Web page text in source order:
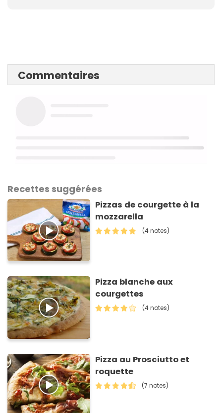
Commentaires
Recettes suggérées
Pizzas de courgette à la
mozzarella
(4 notes)
Pizza blanche aux
courgettes
(4 notes)
Pizza au Prosciutto et
roquette
(7 notes)